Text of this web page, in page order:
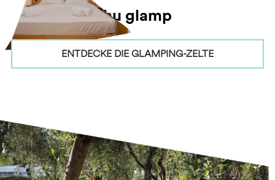
hu glamp
ENTDECKE DIE GLAMPING-ZELTE